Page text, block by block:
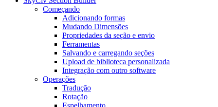
Começando
Adicionando formas
Mudando Dimensões
Propriedades da seção e envio
Ferramentas
Salvando e carregando seções
Upload de biblioteca personalizada
Integração com outro software
Operações
Tradução
Rotação